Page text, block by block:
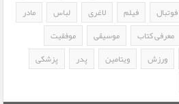
فوتبال فیلم لاغری لباس
مادر
معرفی کتاب موسیقی
موفقیت
ورزش ویتامین پدر
پزشکی